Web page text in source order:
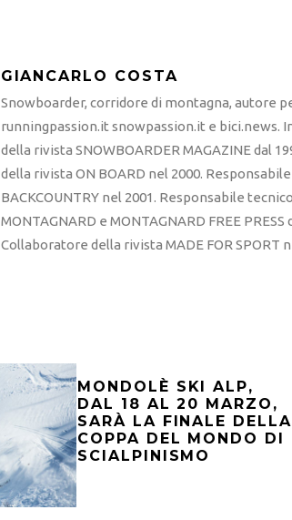
GIANCARLO COSTA
Snowboarder, corridore di montagna, autore
runningpassion.it snowpassion.it e bici.news.
della rivista SNOWBOARDER MAGAZINE dal
della rivista ON BOARD nel 2000.
BACKCOUNTRY nel 2001. Responsabile
MONTAGNARD e MONTAGNARD FREE PRESS
Collaboratore della rivista MADE FOR SPORT
MONDOLÈ SKI ALP,
DAL 18 AL 20 MARZO,
SARÀ LA FINALE DELLA
COPPA DEL MONDO DI
SCIALPINISMO